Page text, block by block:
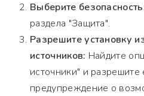
Выберите
раздела "Защита".
Разрешите установку
источников: Найдите
источники" и
предупреждение о